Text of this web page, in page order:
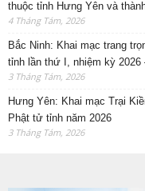
thuộc tỉnh Hưng Yên và
4 Tháng Tám, 2026
Bắc Ninh: Khai mạc trang
tỉnh lần thứ I, nhiệm kỳ 2026
3 Tháng Tám, 2026
Hưng Yên: Khai mạc Trại
Phật tử tỉnh năm 2026
3 Tháng Tám, 2026